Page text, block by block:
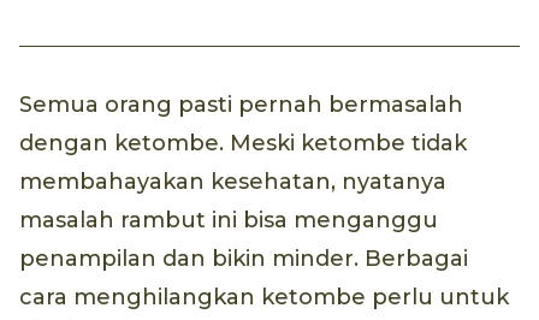
Semua orang pasti pernah bermasalah
dengan ketombe. Meski ketombe tidak
membahayakan kesehatan, nyatanya
masalah rambut ini bisa menganggu
penampilan dan bikin minder. Berbagai
cara menghilangkan ketombe perlu untuk